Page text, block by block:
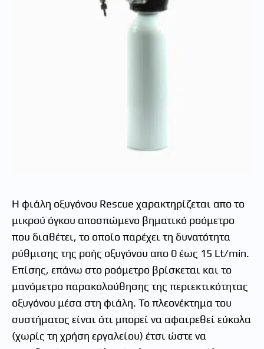
Η φιάλη οξυγόνου Rescue χαρακτηρίζεται απο το
μικρού όγκου αποσπώμενο βηματικό ροόμετρο
που διαθέτει, το οποίο παρέχει τη δυνατότητα
ρύθμισης της ροής οξυγόνου απο 0 έως 15 Lt/min.
Επίσης, επάνω στο ροόμετρο βρίσκεται και το
μανόμετρο παρακολούθησης της περιεκτικότητας
οξυγόνου μέσα στη φιάλη. Το πλεονέκτημα του
συστήματος είναι ότι μπορεί να αφαιρεθεί εύκολα
(χωρίς τη χρήση εργαλείου) έτσι ώστε να